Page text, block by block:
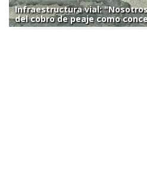
Infraestructura vial:
del cobro de peaje como